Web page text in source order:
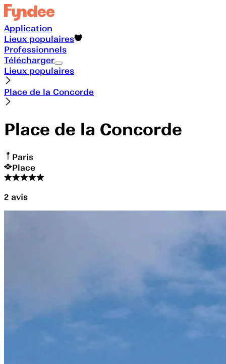
Application
Lieux populaires
Professionnels
Télécharger
Lieux populaires
Place de la Concorde
Place de la Concorde
Paris
Place
2 avis